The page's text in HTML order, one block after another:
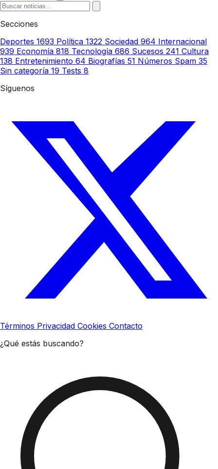
Secciones
Deportes 1693 Política 1322 Sociedad 964 Internacional
939 Economía 818 Tecnología 686 Sucesos 241 Cultura
138 Entretenimiento 64 Biografías 51 Números Spam 35
Sin categoría 19 Tests 8
Síguenos
Términos Privacidad Cookies Contacto
¿Qué estás buscando?